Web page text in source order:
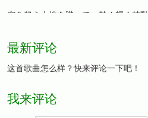
空を超え大地を蹴って 熱く輝く鼓
最後の剣は 悲しみと夢抱く brave
強さは愛の陽炎 向かう勇気
ever last… ever last…
最新评论
这首歌曲怎么样？快来评论一下吧！
我来评论